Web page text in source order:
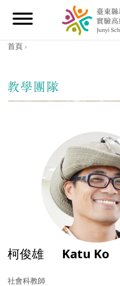
首頁 ›
柯俊雄 Katu Ko
社會科教師